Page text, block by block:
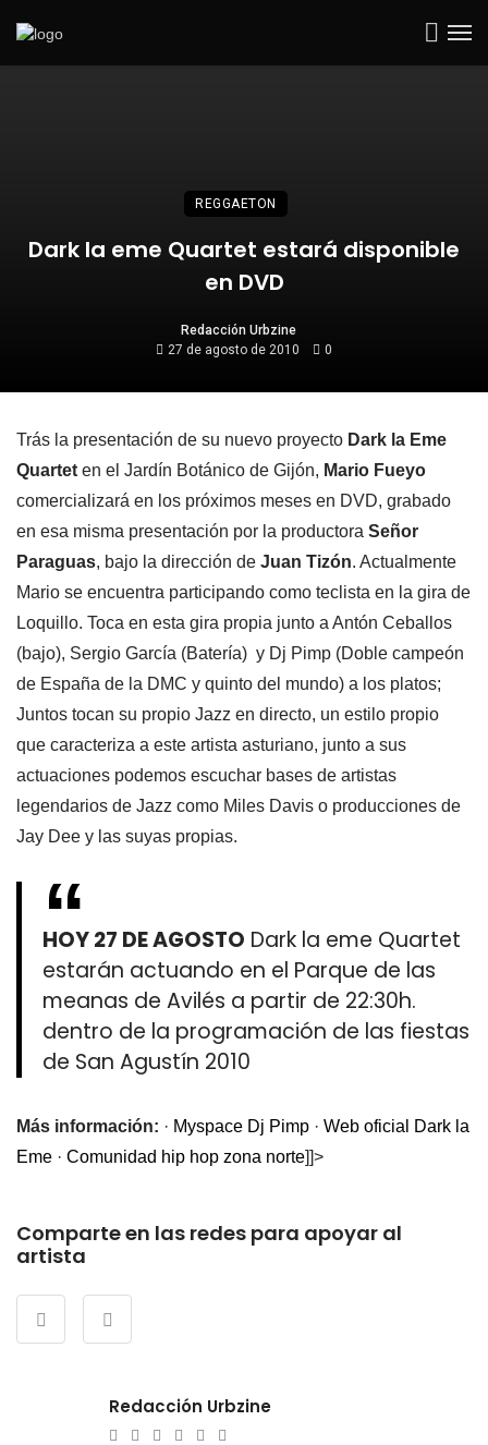
REGGAETON
Dark la eme Quartet estará disponible
en DVD
Redacción Urbzine
27 de agosto de 2010
0
Trás la presentación de su nuevo proyecto Dark la Eme
Quartet en el Jardín Botánico de Gijón, Mario Fueyo
comercializará en los próximos meses en DVD, grabado
en esa misma presentación por la productora Señor
Paraguas, bajo la dirección de Juan Tizón. Actualmente
Mario se encuentra participando como teclista en la gira de
Loquillo. Toca en esta gira propia junto a Antón Ceballos
(bajo), Sergio García (Batería) y Dj Pimp (Doble campeón
de España de la DMC y quinto del mundo) a los platos;
Juntos tocan su propio Jazz en directo, un estilo propio
que caracteriza a este artista asturiano, junto a sus
actuaciones podemos escuchar bases de artistas
legendarios de Jazz como Miles Davis o producciones de
Jay Dee y las suyas propias.
HOY 27 DE AGOSTO Dark la eme Quartet
estarán actuando en el Parque de las
meanas de Avilés a partir de 22:30h.
dentro de la programación de las fiestas
de San Agustín 2010
Más información: · Myspace Dj Pimp · Web oficial Dark la
Eme · Comunidad hip hop zona norte]]>
Comparte en las redes para apoyar al
artista
Redacción Urbzine
WebsiteTwitterFacebook
Youtube